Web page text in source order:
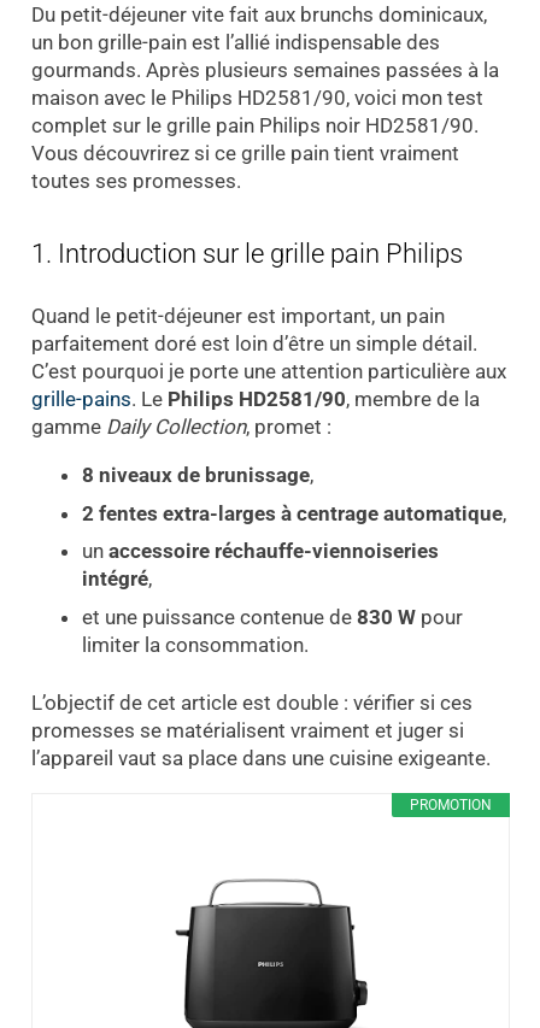
Du petit-déjeuner vite fait aux brunchs dominicaux,
un bon grille-pain est l’allié indispensable des
gourmands. Après plusieurs semaines passées à la
maison avec le Philips HD2581/90, voici mon test
complet sur le grille pain Philips noir HD2581/90.
Vous découvrirez si ce grille pain tient vraiment
toutes ses promesses.
1. Introduction sur le grille pain Philips
Quand le petit-déjeuner est important, un pain
parfaitement doré est loin d’être un simple détail.
C’est pourquoi je porte une attention particulière aux
grille-pains. Le Philips HD2581/90, membre de la
gamme Daily Collection, promet :
8 niveaux de brunissage,
2 fentes extra-larges à centrage automatique,
un accessoire réchauffe-viennoiseries
intégré,
et une puissance contenue de 830 W pour
limiter la consommation.
L’objectif de cet article est double : vérifier si ces
promesses se matérialisent vraiment et juger si
l’appareil vaut sa place dans une cuisine exigeante.
PROMOTION